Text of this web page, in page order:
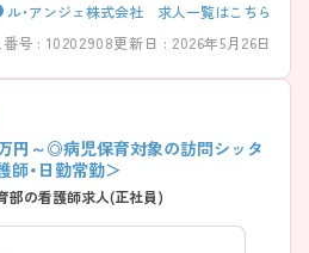
ル・アンジェ株式会社 求人一覧はこちら
号 : 10202908更新日 : 2026年5月26日
万円～◎病児保育対象の訪問シッタ
・日勤常勤＞
部の看護師求人(正社員)